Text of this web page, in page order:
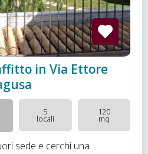
in Via Ettore
5
locali
120
mq
sede e cerchi una